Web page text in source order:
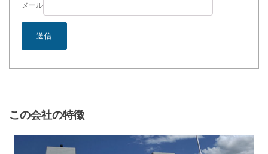
メール
この会社の特徴